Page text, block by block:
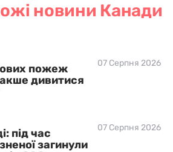
новини Канади
пожеж
дивитися
07 Серпня 2026
під час
загинули
07 Серпня 2026